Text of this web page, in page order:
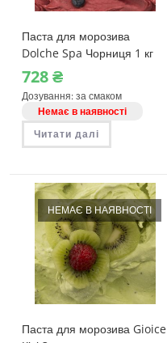
Паста для морозива
Dolche Spa Чорниця 1 кг
728₴
Дозування: за смаком
Немає в наявності
Читати далі
НЕМАЄ В НАЯВНОСТІ
Паста для морозива Gioice